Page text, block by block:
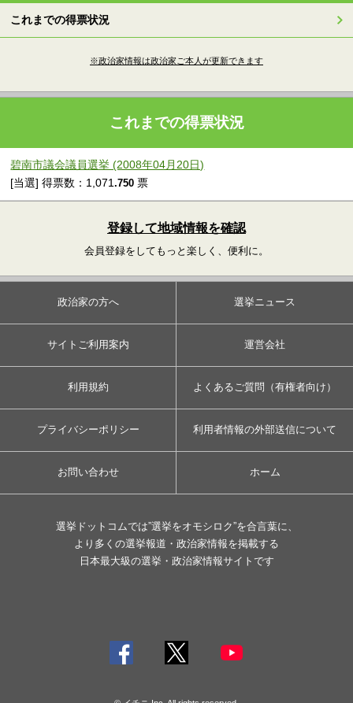
これまでの得票状況
※政治家情報は政治家ご本人が更新できます
これまでの得票状況
碧南市議会議員選挙 (2008年04月20日)
[当選] 得票数：1,071.750 票
登録して地域情報を確認
会員登録をしてもっと楽しく、便利に。
政治家の方へ 選挙ニュース
サイトご利用案内 運営会社
利用規約 よくあるご質問（有権者向け）
プライバシーポリシー 利用者情報の外部送信について
お問い合わせ ホーム
選挙ドットコムでは”選挙をオモシロク”を合言葉に、
より多くの選挙報道・政治家情報を掲載する
日本最大級の選挙・政治家情報サイトです